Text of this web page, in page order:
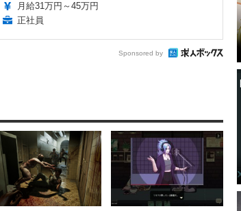
月給31万円～45万円
正社員
Sponsored by